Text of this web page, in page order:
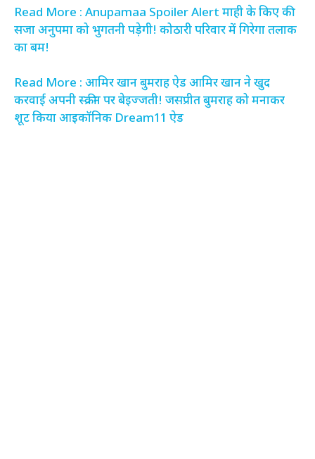
Read More : Anupamaa Spoiler Alert माही के किए की
सजा अनुपमा को भुगतनी पड़ेगी! कोठारी परिवार में गिरेगा तलाक
का बम!
Read More : आमिर खान बुमराह ऐड आमिर खान ने खुद
करवाई अपनी स्क्रीन पर बेइज्जती! जसप्रीत बुमराह को मनाकर
शूट किया आइकॉनिक Dream11 ऐड